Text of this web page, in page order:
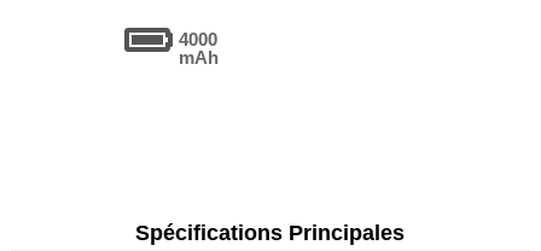
4000
mAh
Spécifications Principales